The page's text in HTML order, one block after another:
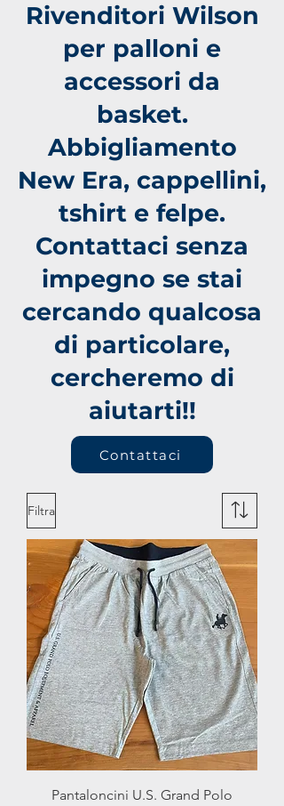
Rivenditori Wilson
per palloni e
accessori da
basket.
Abbigliamento
New Era, cappellini,
tshirt e felpe.
Contattaci senza
impegno se stai
cercando qualcosa
di particolare,
cercheremo di
aiutarti!!
Contattaci
Filtra
Pantaloncini U.S. Grand Polo